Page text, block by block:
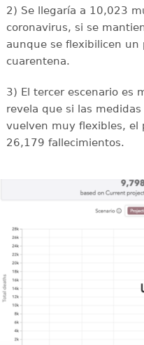
2) Se llegaría a 10,023
coronavirus, si se
aunque se flexibilicen un
cuarentena.
3) El tercer escenario es
revela que si las
vuelven muy flexibles, el
26,179 fallecimientos.